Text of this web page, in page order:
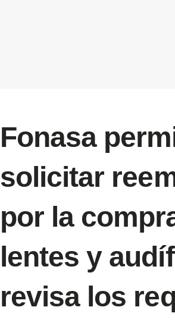
Fonasa
solicitar
por la
lentes y
revisa los